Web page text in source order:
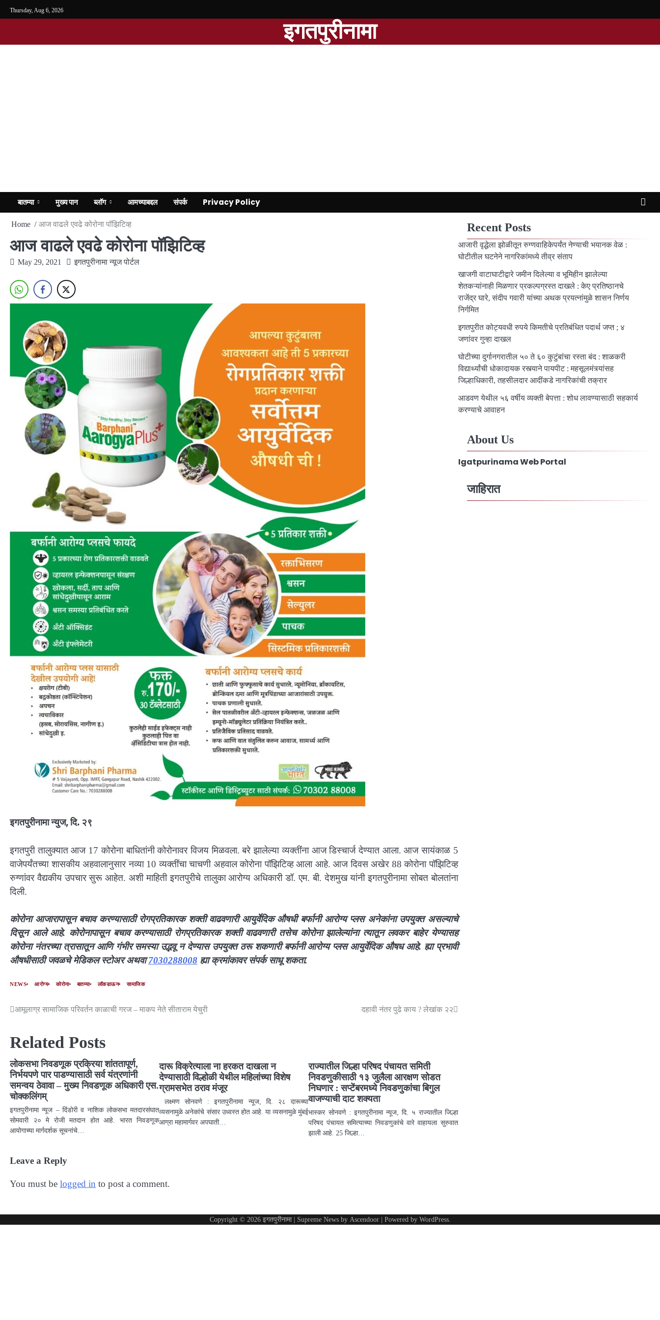
Thursday, Aug 6, 2026
इगतपुरीनामा
बातम्या मुख्य पान ब्लॉग आमच्याबद्दल संपर्क Privacy Policy
Home आज वाढले एवढे कोरोना पॉझिटिव्ह
आज वाढले एवढे कोरोना पॉझिटिव्ह
May 29, 2021 इगतपुरीनामा न्यूज पोर्टल
इगतपुरीनामा न्युज, दि. २९
इगतपुरी तालुक्यात आज 17 कोरोना बाधितांनी कोरोनावर विजय मिळवला. बरे झालेल्या व्यक्तींना आज डिस्चार्ज देण्यात आला. आज सायंकाळ 5
वाजेपर्यंतच्या शासकीय अहवालानुसार नव्या 10 व्यक्तींचा चाचणी अहवाल कोरोना पॉझिटिव्ह आला आहे. आज दिवस अखेर 88 कोरोना पॉझिटिव्ह
रुग्णांवर वैद्यकीय उपचार सुरू आहेत. अशी माहिती इगतपुरीचे तालुका आरोग्य अधिकारी डॉ. एम. बी. देशमुख यांनी इगतपुरीनामा सोबत बोलतांना
दिली.
कोरोना आजारापासून बचाव करण्यासाठी रोगप्रतिकारक शक्ती वाढवणारी आयुर्वेदिक औषधी बर्फानी आरोग्य प्लस अनेकांना उपयुक्त असल्याचे
दिसून आले आहे. कोरोनापासून बचाव करण्यासाठी रोगप्रतिकारक शक्ती वाढवणारी तसेच कोरोना झालेल्यांना त्यातून लवकर बाहेर येण्यासह
कोरोना नंतरच्या त्रासातून आणि गंभीर समस्या उद्भवू न देण्यास उपयुक्त ठरू शकणारी बर्फानी आरोग्य प्लस आयुर्वेदिक औषध आहे. ह्या प्रभावी
औषधीसाठी जवळचे मेडिकल स्टोअर अथवा7030288008 ह्या क्रमांकावर संपर्क साधू शकता.
NEWS आरोग्य कोरोना बातम्या लॉकडाऊन सामाजिक
आमूलाग्र सामाजिक परिवर्तन काळाची गरज – माकप नेते सीताराम येचुरी दहावी नंतर पुढे काय ? लेखांक २२
Related Posts
लोकसभा निवडणूक प्रक्रिया शांततापूर्ण,
निर्भयपणे पार पाडण्यासाठी सर्व यंत्रणांनी
समन्वय ठेवावा – मुख्य निवडणूक अधिकारी एस.
चोक्कलिंगम्
इगतपुरीनामा न्यूज – दिंडोरी व नाशिक लोकसभा मतदारसंघात
सोमवारी २० मे रोजी मतदान होत आहे. भारत निवडणूक
आयोगाच्या मार्गदर्शक सूचनांचे…
दारू विक्रेत्याला ना हरकत दाखला न
देण्यासाठी विल्होळी येथील महिलांच्या विशेष
ग्रामसभेत ठराव मंजूर
लक्ष्मण सोनवणे : इगतपुरीनामा न्यूज, दि. २८ दारूच्या
व्यसनामुळे अनेकांचे संसार उध्वस्त होत आहे. या व्यसनामुळे मुंबई
आग्रा महामार्गवर अपघाती…
राज्यातील जिल्हा परिषद पंचायत समिती
निवडणुकीसाठी १३ जुलैला आरक्षण सोडत
निघणार : सप्टेंबरमध्ये निवडणुकांचा बिगुल
वाजण्याची दाट शक्यता
भास्कर सोनवणे : इगतपुरीनामा न्यूज, दि. ५ राज्यातील जिल्हा
परिषद पंचायत समित्याच्या निवडणुकांचे वारे वाहायला सुरुवात
झाली आहे. 25 जिल्हा…
Leave a Reply
You must be logged in to post a comment.
Recent Posts
आजारी वृद्धेला झोळीतून रुग्णवाहिकेपर्यंत नेण्याची भयानक वेळ :
घोटीतील घटनेने नागरिकांमध्ये तीव्र संताप
खाजगी वाटाघाटीद्वारे जमीन दिलेल्या व भूमिहीन झालेल्या
शेतकऱ्यांनाही मिळणार प्रकल्पग्रस्त दाखले : केए प्रतिष्ठानचे
राजेंद्र घारे, संदीप गवारी यांच्या अथक प्रयत्नांमुळे शासन निर्णय
निर्गमित
इगतपुरीत कोट्यवधी रुपये किमतीचे प्रतिबंधित पदार्थ जप्त ; ४
जणांवर गुन्हा दाखल
घोटीच्या दुर्गानगरातील ५० ते ६० कुटुंबांचा रस्ता बंद : शाळकरी
विद्यार्थ्यांची धोकादायक रस्त्याने पायपीट : महसूलमंत्र्यांसह
जिल्हाधिकारी, तहसीलदार आदींकडे नागरिकांची तक्रार
आडवण येथील ५६ वर्षीय व्यक्ती बेपत्ता : शोध लावण्यासाठी सहकार्य
करण्याचे आवाहन
About Us
Igatpurinama Web Portal
जाहिरात
Copyright © 2026 इगतपुरीनामा| Supreme News by Ascendoor| Powered by WordPress.